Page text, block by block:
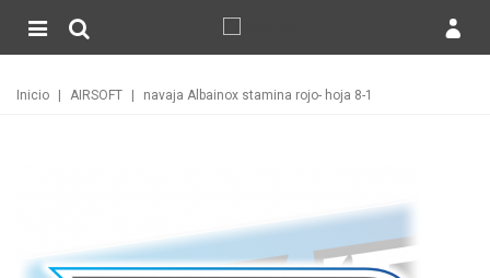
Inicio AIRSOFT navaja Albainox stamina rojo- hoja 8-1